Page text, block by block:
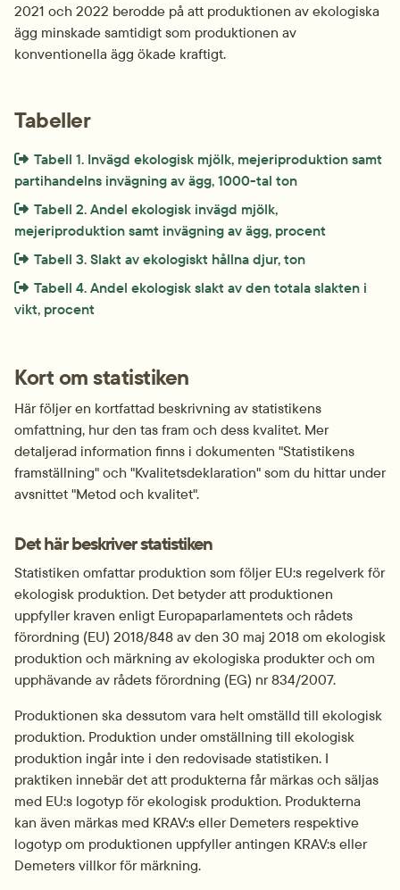
2021 och 2022 berodde på att produktionen av ekologiska
ägg minskade samtidigt som produktionen av
konventionella ägg ökade kraftigt.
Tabeller
Extern länk som öppnas i nytt fönster eller ny flik.
Tabell 1. Invägd ekologisk mjölk, mejeriproduktion samt
partihandelns invägning av ägg, 1000-tal ton
Extern länk som öppnas i nytt fönster eller ny flik.
Tabell 2. Andel ekologisk invägd mjölk,
mejeriproduktion samt invägning av ägg, procent
Extern länk som öppnas i nytt fönster eller ny flik.
Tabell 3. Slakt av ekologiskt hållna djur, ton
Extern länk som öppnas i nytt fönster eller ny flik.
Tabell 4. Andel ekologisk slakt av den totala slakten i
vikt, procent
Kort om statistiken
Här följer en kortfattad beskrivning av statistikens
omfattning, hur den tas fram och dess kvalitet. Mer
detaljerad information finns i dokumenten "Statistikens
framställning" och "Kvalitetsdeklaration" som du hittar under
avsnittet "Metod och kvalitet".
Det här beskriver statistiken
Statistiken omfattar produktion som följer EU:s regelverk för
ekologisk produktion. Det betyder att produktionen
uppfyller kraven enligt Europaparlamentets och rådets
förordning (EU) 2018/848 av den 30 maj 2018 om ekologisk
produktion och märkning av ekologiska produkter och om
upphävande av rådets förordning (EG) nr 834/2007.
Produktionen ska dessutom vara helt omställd till ekologisk
produktion. Produk­tion under omställning till ekologisk
produktion ingår inte i den redovisade statist­iken. I
praktiken innebär det att produkterna får märkas och säljas
med EU:s logotyp för ekologisk produktion. Produkterna
kan även märkas med KRAV:s eller Demeters respektive
logotyp om produktionen uppfyller antingen KRAV:s eller
Demeters villkor för märkning.